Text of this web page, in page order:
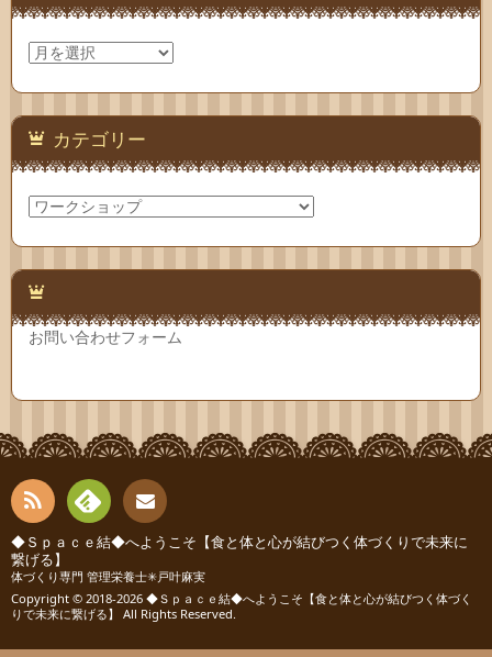
ア
ー
カ
イ
ブ カテゴリー
カ
テ
ゴ
ー
お問い合わせフォーム
RSS
Fee
dly
連絡
先
◆Ｓｐａｃｅ結◆へようこそ【食と体と心が結びつく体づくりで未来に
繋げる】
体づくり専門 管理栄養士✳︎戸叶麻実
Copyright © 2018-2026 ◆Ｓｐａｃｅ結◆へようこそ【食と体と心が結びつく体づく
りで未来に繋げる】 All Rights Reserved.